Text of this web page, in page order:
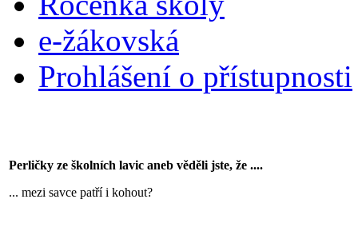
e-žákovská
Prohlášení o přístupnosti
Perličky ze školních lavic aneb věděli jste, že ....
... mezi savce patří i kohout?